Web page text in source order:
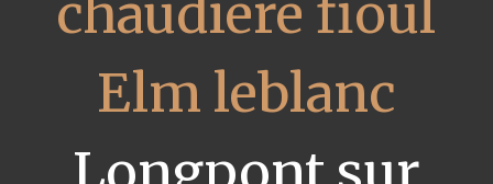
chaudière fioul
Elm leblanc